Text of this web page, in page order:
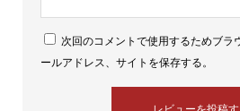
次回のコメントで使用するためブラ
ールアドレス、サイトを保存する。